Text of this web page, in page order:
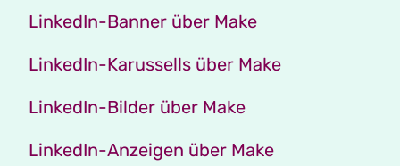
LinkedIn-Banner über Make
LinkedIn-Karussells über Make
LinkedIn-Bilder über Make
LinkedIn-Anzeigen über Make